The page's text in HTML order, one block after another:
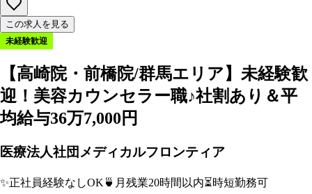
この求人を見る
未経験歓迎
【高崎院・前橋院/群馬エリア】未経験歓
迎！美容カウンセラー職♪社割あり＆平
均給与36万7,000円
医療法人社団メディカルフロンティア
✨正社員経験なしOK 🍵 月残業20時間以内⏳時短勤務可